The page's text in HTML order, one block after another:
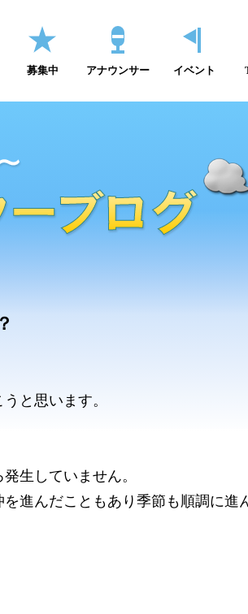
募集中 アナウンサー イベント
と思います。
生していません。
進んだこともあり季節も順調に進